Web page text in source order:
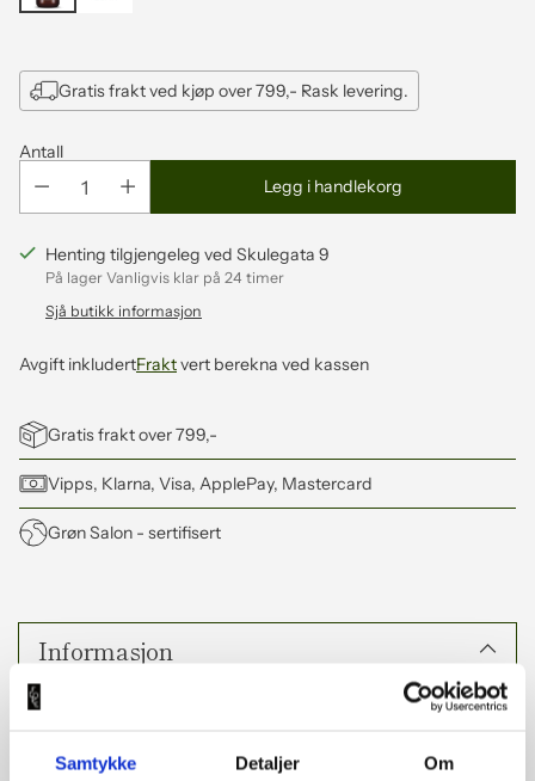
Samtykke Detaljer Om
Gratis frakt ved kjøp over 799,- Rask levering.
Antall
Legg i handlekorg
Henting tilgjengeleg ved Skulegata 9
På lager Vanligvis klar på 24 timer
Sjå butikk informasjon
Avgift inkludertFraktvert berekna ved kassen
Gratis frakt over 799,-
Vipps, Klarna, Visa, ApplePay, Mastercard
Grøn Salon - sertifisert
til
produkt
i
handlekorga
Informasjon
Hårologi Dandruff & Scalp Shampoo – farvel til flass, hei
Slit du med flass eller ein ubalansert hovudbotn? Då er